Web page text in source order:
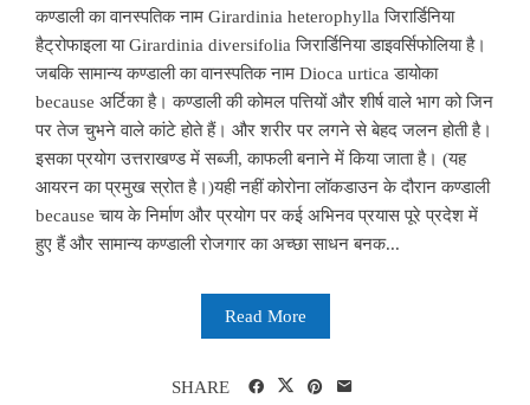
कण्डाली का वानस्पतिक नाम Girardinia heterophylla जिरार्डिनिया
हैट्रोफाइला या Girardinia diversifolia जिरार्डिनिया डाइवर्सिफोलिया है।
जबकि सामान्य कण्डाली का वानस्पतिक नाम Dioca urtica डायोका
because अर्टिका है। कण्डाली की कोमल पत्तियों और शीर्ष वाले भाग को जिन
पर तेज चुभने वाले कांटे होते हैं। और शरीर पर लगने से बेहद जलन होती है।
इसका प्रयोग उत्तराखण्ड में सब्जी, काफली बनाने में किया जाता है। (यह
आयरन का प्रमुख स्रोत है।)यही नहीं कोरोना लॉकडाउन के दौरान कण्डाली
because चाय के निर्माण और प्रयोग पर कई अभिनव प्रयास पूरे प्रदेश में
हुए हैं और सामान्य कण्डाली रोजगार का अच्छा साधन बनक...
Read More
SHARE